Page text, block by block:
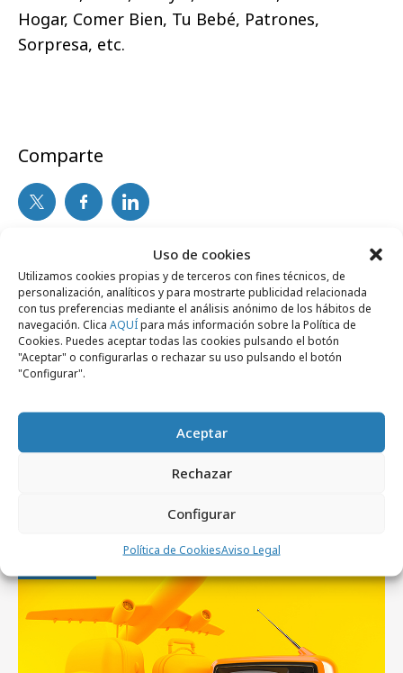
Uso de cookies
Utilizamos cookies propias y de terceros con fines técnicos, de
personalización, analíticos y para mostrarte publicidad relacionada
con tus preferencias mediante el análisis anónimo de los hábitos de
navegación. Clica AQUÍpara más información sobre la Política de
Cookies. Puedes aceptar todas las cookies pulsando el botón
"Aceptar" o configurarlas o rechazar su uso pulsando el botón
"Configurar".
Aceptar
Rechazar
Configurar
Política de CookiesAviso Legal
Hogar, Comer Bien, Tu Bebé, Patrones,
Sorpresa, etc.
Comparte
Noticias Relacionadas
Empresas y Negocios
lunes, 11 de mayo 2009
Tulipán crea un personaje infantil para
educar sobre alimentación
Artículos recientes